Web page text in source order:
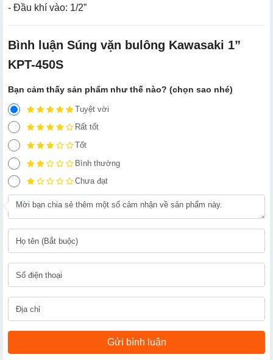
- Đầu khí vào: 1/2”
Bình luận Súng vặn bulông Kawasaki 1”
KPT-450S
Bạn cảm thấy sản phẩm như thế nào? (chọn sao nhé)
Tuyệt vời
Rất tốt
Tốt
Bình thường
Chưa đạt